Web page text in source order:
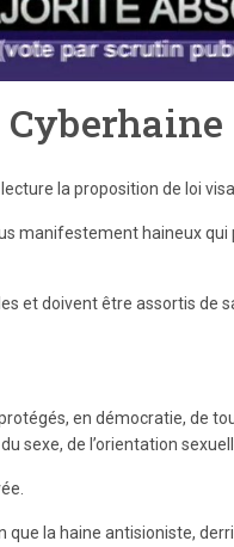
la proposition de loi
manifestement haineux
et doivent être assortis de
en démocratie, de
sexe, de l’orientation
la haine antisioniste,